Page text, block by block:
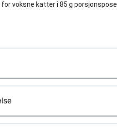
voksne katter i 85 g porsjonspose.